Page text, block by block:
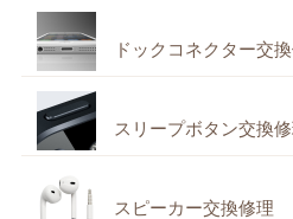
ドックコネクター交
スリープボタン交換
スピーカー交換修理